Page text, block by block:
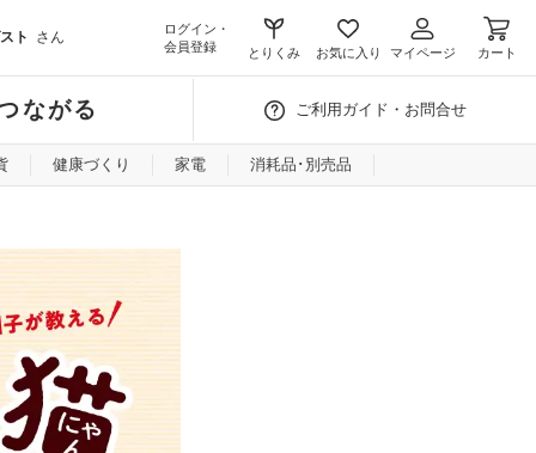
ト さん
ログイン・
会員登録
とりくみ お気に入り マイページ カート
ながる ご利用ガイド・お問合せ
健康づくり 家電 消耗品･別売品